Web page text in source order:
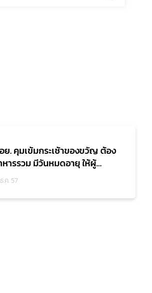
ย. คุมเข้มกระเช้าของขวัญ ต้อง
ารรวม มีวันหมดอายุ ให้ผู้
เช้าบร
ค. 57